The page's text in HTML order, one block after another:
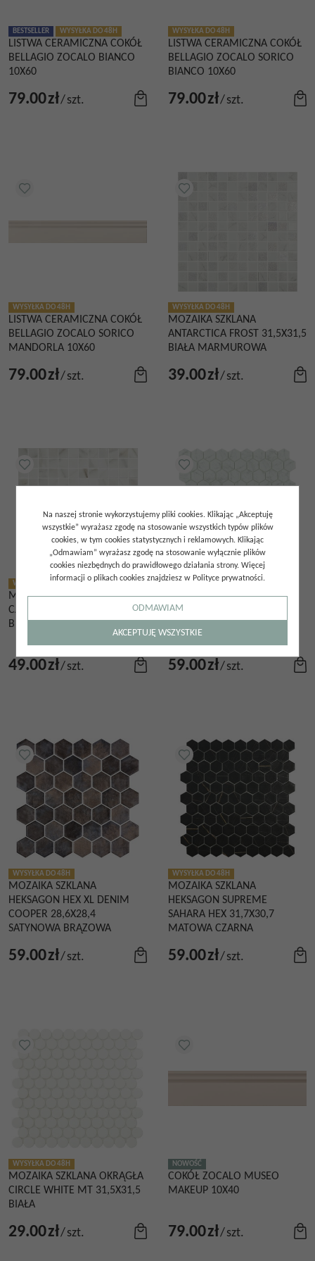
BESTSELLER WYSYŁKA DO 48H
LISTWA CERAMICZNA COKÓŁ
BELLAGIO ZOCALO BIANCO
10X60
79.00zł/szt.
WYSYŁKA DO 48H
LISTWA CERAMICZNA COKÓŁ
BELLAGIO ZOCALO SORICO
BIANCO 10X60
79.00zł/szt.
WYSYŁKA DO 48H
LISTWA CERAMICZNA COKÓŁ
BELLAGIO ZOCALO SORICO
MANDORLA 10X60
79.00zł/szt.
WYSYŁKA DO 48H
MOZAIKA SZKLANA
ANTARCTICA FROST 31,5X31,5
BIAŁA MARMUROWA
39.00zł/szt.
WYSYŁKA DO 48H
MOZAIKA SZKLANA
CALACATTA MT 31,5X31,5
BIAŁA MARMUROWA
49.00zł/szt.
WYSYŁKA DO 48H
MOZAIKA SZKLANA
HEKSAGON CARRARA GREY
BIAŁA MARMUROWA
59.00zł/szt.
WYSYŁKA DO 48H
MOZAIKA SZKLANA
HEKSAGON HEX XL DENIM
COOPER 28,6X28,4
SATYNOWA BRĄZOWA
59.00zł/szt.
WYSYŁKA DO 48H
MOZAIKA SZKLANA
HEKSAGON SUPREME
SAHARA HEX 31,7X30,7
MATOWA CZARNA
59.00zł/szt.
WYSYŁKA DO 48H
MOZAIKA SZKLANA OKRĄGŁA
CIRCLE WHITE MT 31,5X31,5
BIAŁA
29.00zł/szt.
NOWOŚĆ
COKÓŁ ZOCALO MUSEO
MAKEUP 10X40
79.00zł/szt.
Na naszej stronie wykorzystujemy pliki cookies. Klikając „Akceptuję
wszystkie” wyrażasz zgodę na stosowanie wszystkich typów plików
cookies, w tym cookies statystycznych i reklamowych. Klikając
„Odmawiam” wyrażasz zgodę na stosowanie wyłącznie plików
cookies niezbędnych do prawidłowego działania strony. Więcej
informacji o plikach cookies znajdziesz w Polityce prywatności.
ODMAWIAM
AKCEPTUJĘ WSZYSTKIE